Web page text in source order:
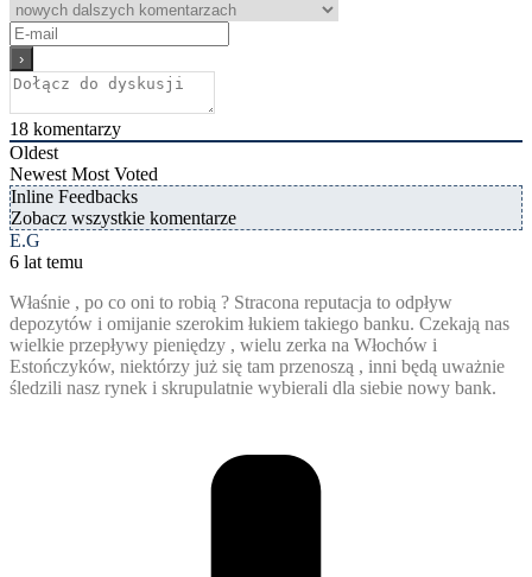
18 komentarzy
Oldest
Newest Most Voted
Inline Feedbacks
Zobacz wszystkie komentarze
E.G
6 lat temu
Właśnie , po co oni to robią ? Stracona reputacja to odpływ
depozytów i omijanie szerokim łukiem takiego banku. Czekają nas
wielkie przepływy pieniędzy , wielu zerka na Włochów i
Estończyków, niektórzy już się tam przenoszą , inni będą uważnie
śledzili nasz rynek i skrupulatnie wybierali dla siebie nowy bank.